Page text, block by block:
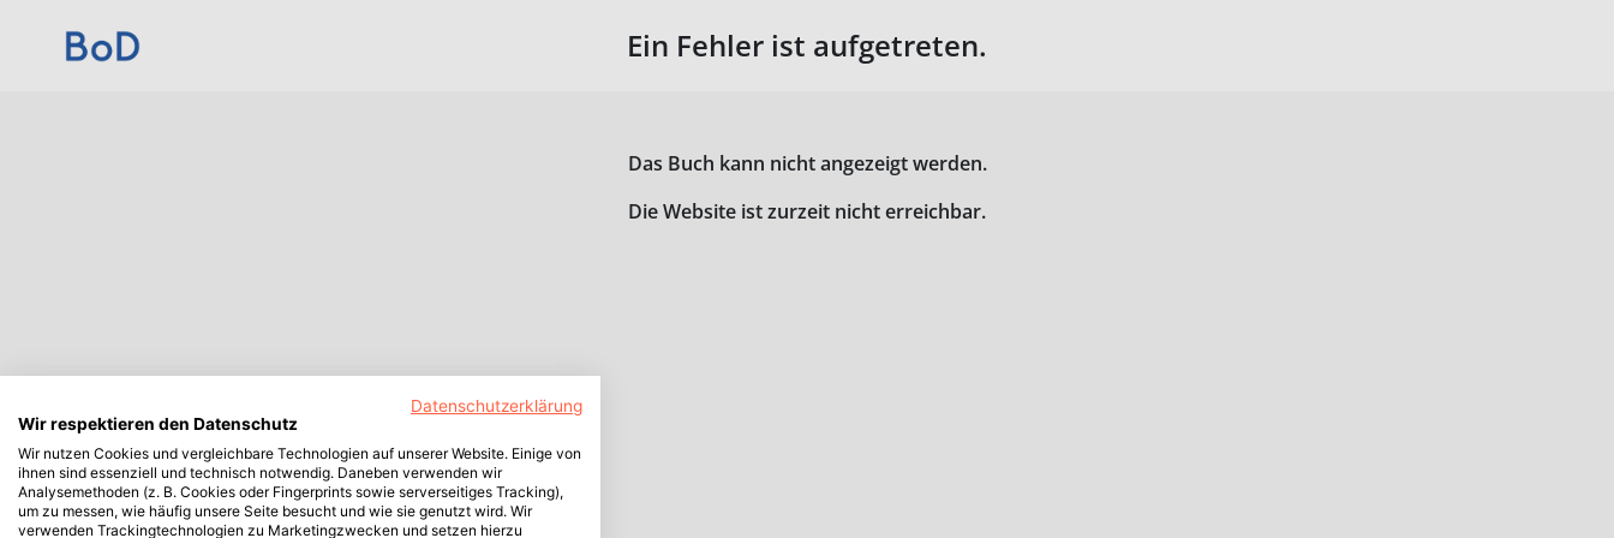
Ein Fehler ist aufgetreten.
Das Buch kann nicht angezeigt werden.
Die Website ist zurzeit nicht erreichbar.
Datenschutzerklärung
Wir respektieren den Datenschutz
Wir nutzen Cookies und vergleichbare Technologien auf unserer Website. Einige von
ihnen sind essenziell und technisch notwendig. Daneben verwenden wir
Analysemethoden (z. B. Cookies oder Fingerprints sowie serverseitiges Tracking),
um zu messen, wie häufig unsere Seite besucht und wie sie genutzt wird. Wir
verwenden Trackingtechnologien zu Marketingzwecken und setzen hierzu